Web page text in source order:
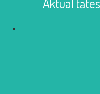
Aktualitātes